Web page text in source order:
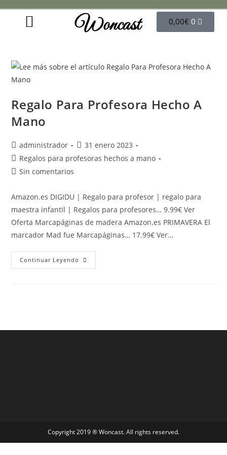
Woncast 0,00€ 0
Regalo Para Profesora Hecho A
Mano
administrador
31 enero 2023
Regalos para profesoras hechos a mano
Sin comentarios
Amazon.es DIGIDU | Regalo para profesor | regalo para
maestra infantil | Regalos para profesores… 9.99€ Ver
Oferta Marcapáginas de madera Amazon.es PRIMAVERA El
marcador Mad fue Marcapáginas… 17.99€ Ver…
Continuar Leyendo
Copyright 2019 ® Woncast. All rights reserved.